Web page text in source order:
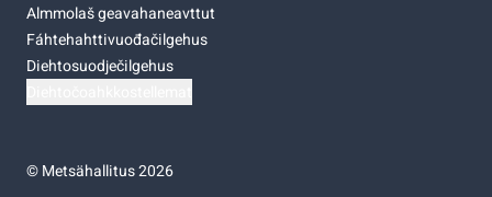
Almmolaš geavahaneavttut
Fáhtehahttivuođačilgehus
Diehtosuodječilgehus
©Metsähallitus 2026